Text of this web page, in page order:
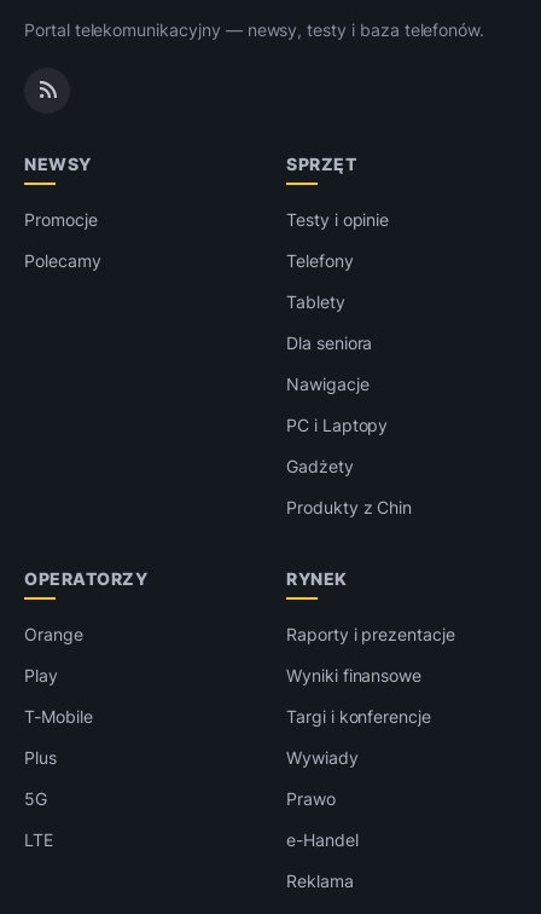
Portal telekomunikacyjny — newsy, testy i baza telefonów.
NEWSY
Promocje
Polecamy
SPRZĘT
Testy i opinie
Telefony
Tablety
Dla seniora
Nawigacje
PC i Laptopy
Gadżety
Produkty z Chin
OPERATORZY
Orange
Play
T-Mobile
Plus
5G
LTE
RYNEK
Raporty i prezentacje
Wyniki finansowe
Targi i konferencje
Wywiady
Prawo
e-Handel
Reklama